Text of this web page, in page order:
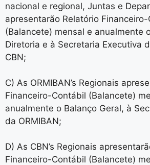
nacional e regional, Juntas e
apresentarão Relatório
(Balancete) mensal e anualmente
Diretoria e à Secretaria Executiva
CBN;
C) As ORMIBAN’s Regionais
Financeiro-Contábil (Balancete)
anualmente o Balanço Geral, à
da ORMIBAN;
D) As CBN’s Regionais
Financeiro-Contábil (Balancete)